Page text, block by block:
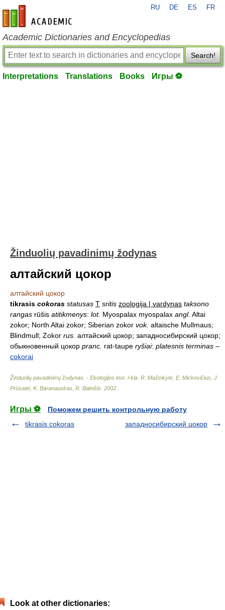
en-academic.com
RU DE ES FR
Academic Dictionaries and Encyclopedias
Search!
Interpretations Translations Books Игры ⚽
Žinduolių pavadinimų žodynas
алтайский цокор
алтайский цокор
tikrasis cokoras statusas T sritis zoologija | vardynas taksono
rangas rūšis atitikmenys: lot. Myospalax myospalax angl. Altai
zokor; North Altai zokor; Siberian zokor vok. altaische Mullmaus;
Blindmull; Zokor rus. алтайский цокор; западносибирский цокор;
обыкновенный цокор pranc. rat-taupe ryšiai: platesnis terminas –
cokorai
Žinduolių pavadinimų žodynas. - Ekologijos inst. l-kla R. Mažeikytė, E. Mickevičius, J.
Prūsaitė, K. Baranauskas, R. Baleišis 2002
Игры ⚽
Поможем решить контрольную работу
tikrasis cokoras
западносибирский цокор
Look at other dictionaries: